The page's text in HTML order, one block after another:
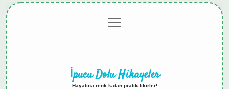
menüyü
aç
İpucu Dolu Hikayeler
Hayatına renk katan pratik fikirler!